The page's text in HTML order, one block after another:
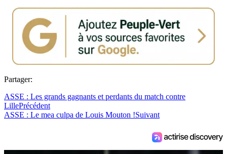
Partager:
ASSE : Les grands gagnants et perdants du match contre
LillePrécédent
ASSE : Le mea culpa de Louis Mouton !Suivant